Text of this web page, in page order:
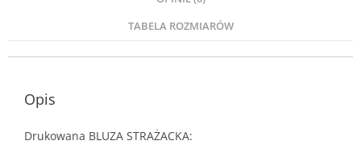
TABELA ROZMIARÓW
Opis
Drukowana BLUZA STRAŻACKA: